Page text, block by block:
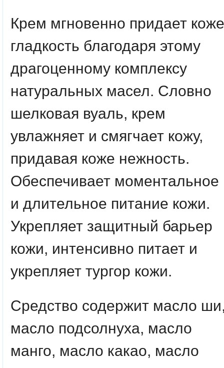
Крем мгновенно придает коже
гладкость благодаря этому
драгоценному комплексу
натуральных масел. Словно
шелковая вуаль, крем
увлажняет и смягчает кожу,
придавая коже нежность.
Обеспечивает моментальное
и длительное питание кожи.
Укрепляет защитный барьер
кожи, интенсивно питает и
укрепляет тургор кожи.
Средство содержит масло
масло подсолнуха, масло
манго, масло какао, масло